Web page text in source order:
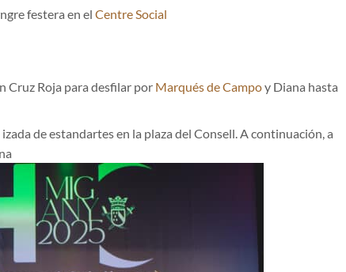
festera en el Centre Social
Cruz Roja para desfilar por Marqués de Campoy Diana hasta
de estandartes en la plaza del Consell. A continuación, a